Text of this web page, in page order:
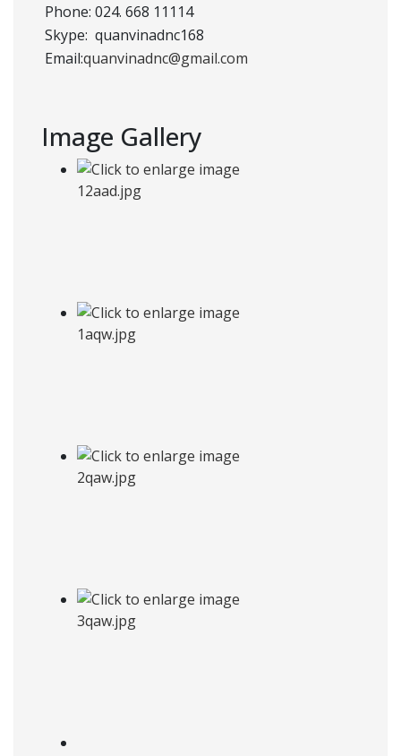
Phone: 024. 668 11114
Skype: quanvinadnc168
Email:quanvinadnc@gmail.com
Image Gallery